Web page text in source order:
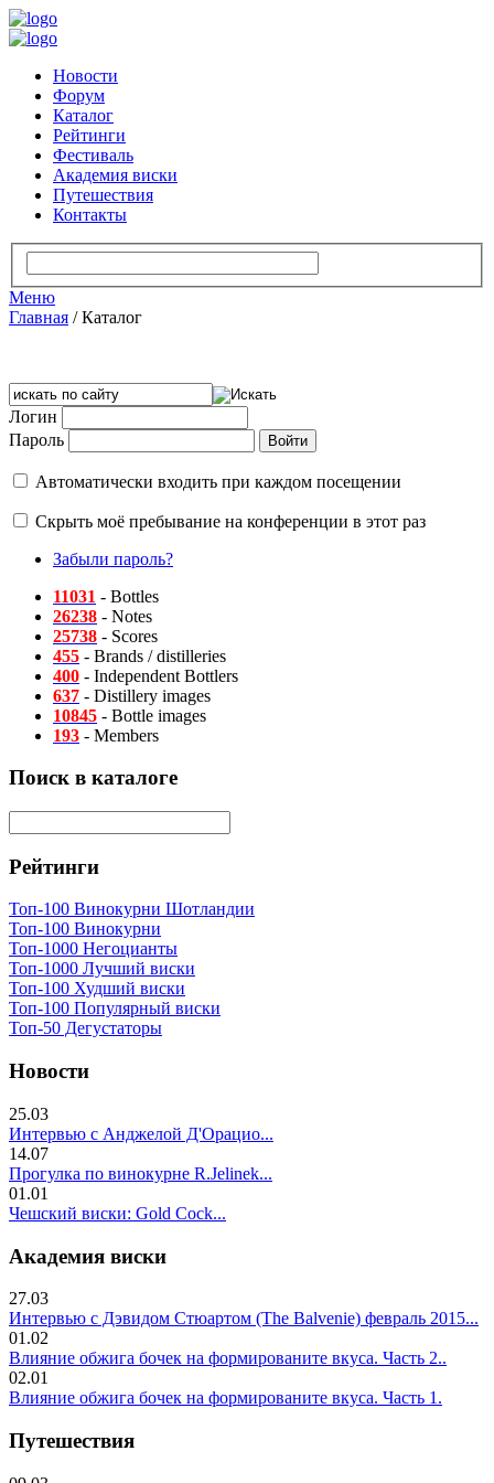
Новости
Форум
Каталог
Рейтинги
Фестиваль
Академия виски
Путешествия
Контакты
Меню
Главная /Каталог
Логин
Пароль
Автоматически входить при каждом посещении
Скрыть моё пребывание на конференции в этот раз
Забыли пароль?
11031 - Bottles
26238 - Notes
25738 - Scores
455 - Brands / distilleries
400 - Independent Bottlers
637 - Distillery images
10845 - Bottle images
193 - Members
Поиск в каталоге
Рейтинги
Топ-100 Винокурни Шотландии
Топ-100 Винокурни
Топ-1000 Негоцианты
Топ-1000 Лучший виски
Топ-100 Худший виски
Топ-100 Популярный виски
Топ-50 Дегустаторы
Новости
25.03
Интервью с Анджелой Д'Орацио...
14.07
Прогулка по винокурне R.Jelinek...
01.01
Чешский виски: Gold Cock...
Академия виски
27.03
Интервью с Дэвидом Стюартом (The Balvenie) февраль 2015...
01.02
Влияние обжига бочек на формированите вкуса. Часть 2..
02.01
Влияние обжига бочек на формированите вкуса. Часть 1.
Путешествия